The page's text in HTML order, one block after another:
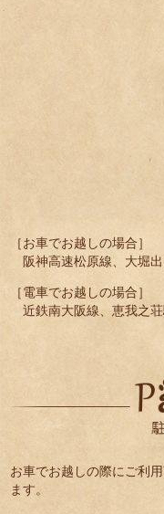
［お車でお越しの場合］
阪神高速松原線、大堀
［電車でお越しの場合］
近鉄南大阪線、恵我之
お車でお越しの際にご利
ます。